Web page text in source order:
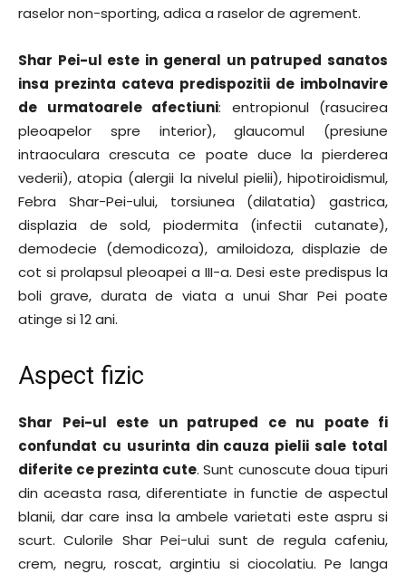
raselor non-sporting, adica a raselor de agrement.
Shar Pei-ul este in general un patruped sanatos
insa prezinta cateva predispozitii de imbolnavire
de urmatoarele afectiuni: entropionul (rasucirea
pleoapelor spre interior), glaucomul (presiune
intraoculara crescuta ce poate duce la pierderea
vederii), atopia (alergii la nivelul pielii), hipotiroidismul,
Febra Shar-Pei-ului, torsiunea (dilatatia) gastrica,
displazia de sold, piodermita (infectii cutanate),
demodecie (demodicoza), amiloidoza, displazie de
cot si prolapsul pleoapei a III-a. Desi este predispus la
boli grave, durata de viata a unui Shar Pei poate
atinge si 12 ani.
Aspect fizic
Shar Pei-ul este un patruped ce nu poate fi
confundat cu usurinta din cauza pielii sale total
diferite ce prezinta cute. Sunt cunoscute doua tipuri
din aceasta rasa, diferentiate in functie de aspectul
blanii, dar care insa la ambele varietati este aspru si
scurt. Culorile Shar Pei-ului sunt de regula cafeniu,
crem, negru, roscat, argintiu si ciocolatiu. Pe langa